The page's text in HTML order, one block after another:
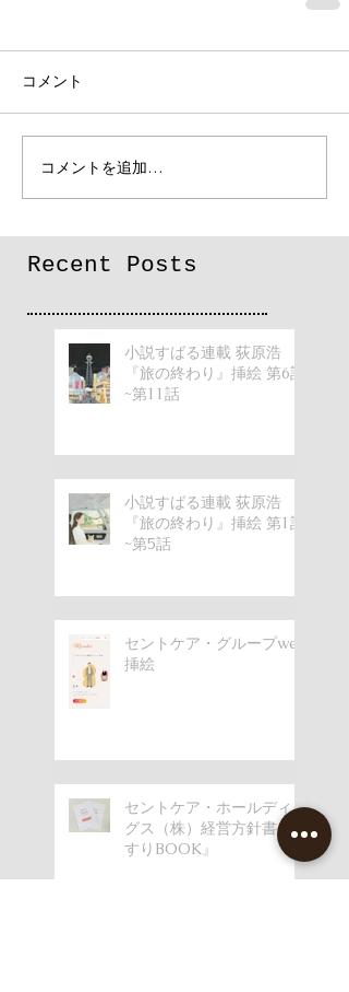
コメント
コメントを追加…
Recent Posts
小説すばる連載 荻原浩
『旅の終わり』挿絵 第6話
~第11話
小説すばる連載 荻原浩
『旅の終わり』挿絵 第1話
~第5話
セントケア・グループweb
挿絵
セントケア・ホールディン
グス（株）経営方針書『手
すりBOOK』